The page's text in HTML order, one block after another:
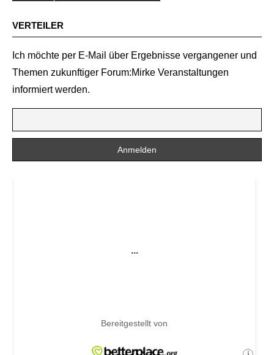
VERTEILER
Ich möchte per E-Mail über Ergebnisse vergangener und
Themen zukunftiger Forum:Mirke Veranstaltungen
informiert werden.